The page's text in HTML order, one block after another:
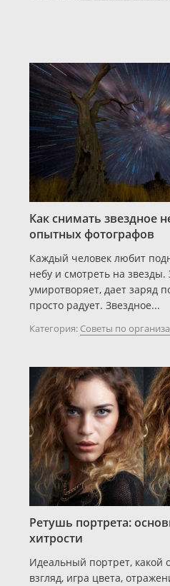
Как снимать звездное
опытных фотографов
Каждый человек любит
небу и смотреть на звезды.
умиротворяет, дает заряд
просто радует. Звездное...
Категория: Советы по
Ретушь портрета:
хитрости
Идеальный портрет, какой
взгляд, игра цвета,